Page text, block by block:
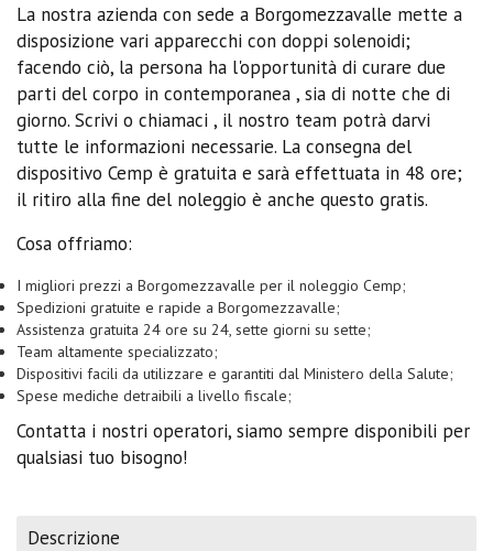
La nostra azienda con sede a Borgomezzavalle mette a
disposizione vari apparecchi con doppi solenoidi;
facendo ciò, la persona ha l'opportunità di curare due
parti del corpo in contemporanea , sia di notte che di
giorno. Scrivi o chiamaci , il nostro team potrà darvi
tutte le informazioni necessarie. La consegna del
dispositivo Cemp è gratuita e sarà effettuata in 48 ore;
il ritiro alla fine del noleggio è anche questo gratis.
Cosa offriamo:
I migliori prezzi a Borgomezzavalle per il noleggio Cemp;
Spedizioni gratuite e rapide a Borgomezzavalle;
Assistenza gratuita 24 ore su 24, sette giorni su sette;
Team altamente specializzato;
Dispositivi facili da utilizzare e garantiti dal Ministero della Salute;
Spese mediche detraibili a livello fiscale;
Contatta i nostri operatori, siamo sempre disponibili per
qualsiasi tuo bisogno!
Descrizione